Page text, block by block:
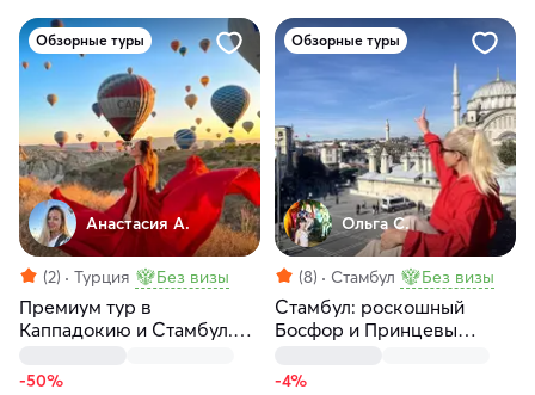
Обзорные туры
Анастасия А.
(2) Турция Без визы
Премиум тур в
Каппадокию и Стамбул.
Босфоре
-50%
Обзорные туры
Ольга С.
(8) Стамбул Без визы
Стамбул: роскошный
Босфор и Принцевы
-4%